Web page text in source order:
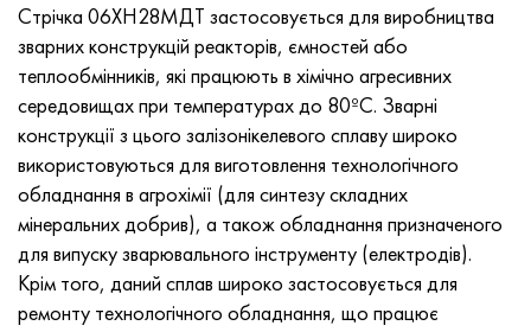
Стрічка 06ХН28МДТ застосовується для виробництва
зварних конструкцій реакторів, ємностей або
теплообмінників, які працюють в хімічно агресивних
середовищах при температурах до 80ºС. Зварні
конструкції з цього залізонікелевого сплаву широко
використовуються для виготовлення технологічного
обладнання в агрохімії (для синтезу складних
мінеральних добрив), а також обладнання призначеного
для випуску зварювального інструменту (електродів).
Крім того, даний сплав широко застосовується для
ремонту технологічного обладнання, що працює